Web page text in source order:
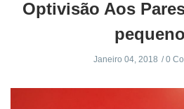
Optivisão Aos
Janeiro 04, 2018 0